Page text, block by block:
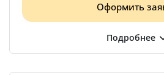
Оформить